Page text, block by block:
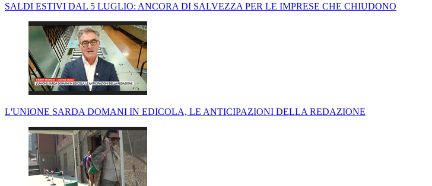
SALDI ESTIVI DAL 5 LUGLIO: ANCORA DI SALVEZZA PER LE IMPRESE CHE CHIUDONO
L'UNIONE SARDA DOMANI IN EDICOLA, LE ANTICIPAZIONI DELLA REDAZIONE